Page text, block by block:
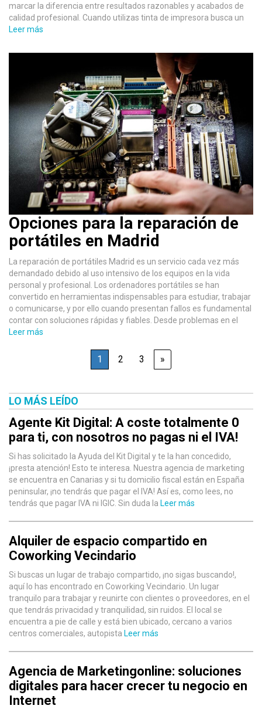
marcar la diferencia entre resultados razonables y acabados de
calidad profesional. Cuando utilizas tinta de impresora busca un
Leer más
Opciones para la reparación de
portátiles en Madrid
La reparación de portátiles Madrid es un servicio cada vez más
demandado debido al uso intensivo de los equipos en la vida
personal y profesional. Los ordenadores portátiles se han
convertido en herramientas indispensables para estudiar, trabajar
o comunicarse, y por ello cuando presentan fallos es fundamental
contar con soluciones rápidas y fiables. Desde problemas en el
Leer más
1 2 3 »
LO MÁS LEÍDO
Agente Kit Digital: A coste totalmente 0
para ti, con nosotros no pagas ni el IVA!
Si has solicitado la Ayuda del Kit Digital y te la han concedido,
¡presta atención! Esto te interesa. Nuestra agencia de marketing
se encuentra en Canarias y si tu domicilio fiscal están en España
peninsular, ¡no tendrás que pagar el IVA! Así es, como lees, no
tendrás que pagar IVA ni IGIC. Sin duda la Leer más
Alquiler de espacio compartido en
Coworking Vecindario
Si buscas un lugar de trabajo compartido, ¡no sigas buscando!,
aquí lo has encontrado en Coworking Vecindario. Un lugar
tranquilo para trabajar y reunirte con clientes o proveedores, en el
que tendrás privacidad y tranquilidad, sin ruidos. El local se
encuentra a pie de calle y está bien ubicado, cercano a varios
centros comerciales, autopista Leer más
Agencia de Marketingonline: soluciones
digitales para hacer crecer tu negocio en
Internet